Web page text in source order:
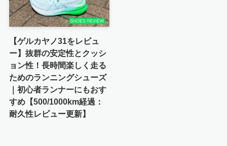
【ゲルカヤノ31をレビュ
ー】抜群の安定性とクッシ
ョン性！長時間楽しく走る
ためのランニングシューズ
｜初心者ランナーにもおす
すめ【500/1000km経過：
耐久性レビュー更新】